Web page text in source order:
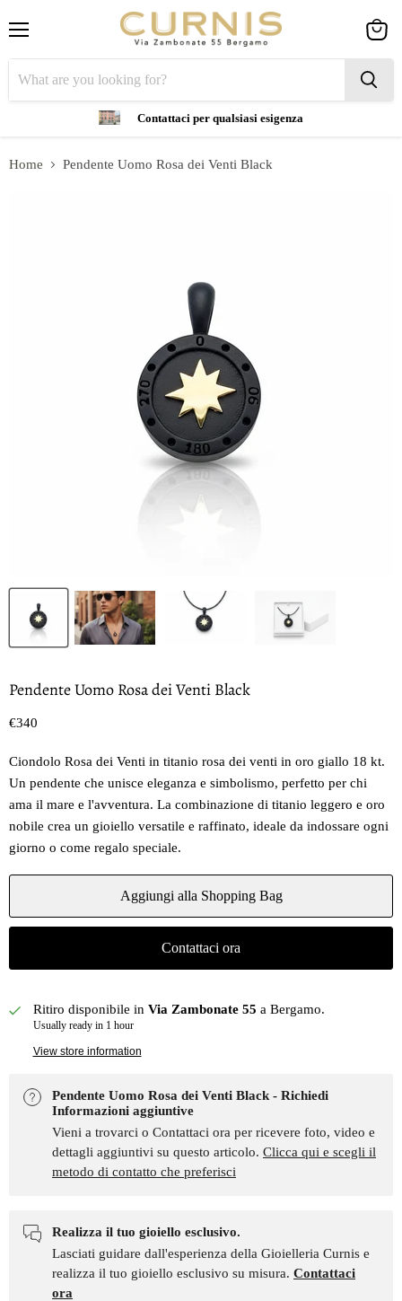
Contattaci per qualsiasi esigenza
cart
Home Pendente Uomo Rosa dei Venti Black
Pendente Uomo Rosa dei Venti Black
Prezzo oggi
€340
Ciondolo Rosa dei Venti in titanio rosa dei venti in oro giallo 18 kt.
Un pendente che unisce eleganza e simbolismo, perfetto per chi
ama il mare e l'avventura. La combinazione di titanio leggero e oro
nobile crea un gioiello versatile e raffinato, ideale da indossare ogni
giorno o come regalo speciale.
Aggiungi alla Shopping Bag
Contattaci ora
Ritiro disponibile in Via Zambonate 55 a Bergamo.
Usually ready in 1 hour
View store information
Pendente Uomo Rosa dei Venti Black - Richiedi
Informazioni aggiuntive
Vieni a trovarci o Contattaci ora per ricevere foto, video e
dettagli aggiuntivi su questo articolo. Clicca qui e scegli il
metodo di contatto che preferisci
Realizza il tuo gioiello esclusivo.
Lasciati guidare dall'esperienza della Gioielleria Curnis e
realizza il tuo gioiello esclusivo su misura. Contattaci
ora